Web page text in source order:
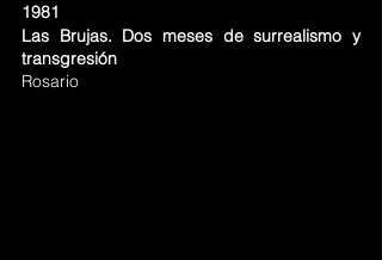
1981
Las Brujas. Dos meses de surrealismo y
transgresión
Rosario